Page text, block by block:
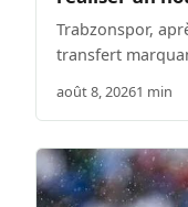
Trabzonspor,
transfert
août 8, 20261 min